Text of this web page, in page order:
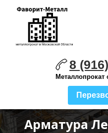
8
Арматура